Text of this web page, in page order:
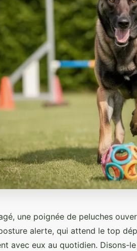
une poignée de peluches
alerte, qui attend le top
avec eux au quotidien. Disons-